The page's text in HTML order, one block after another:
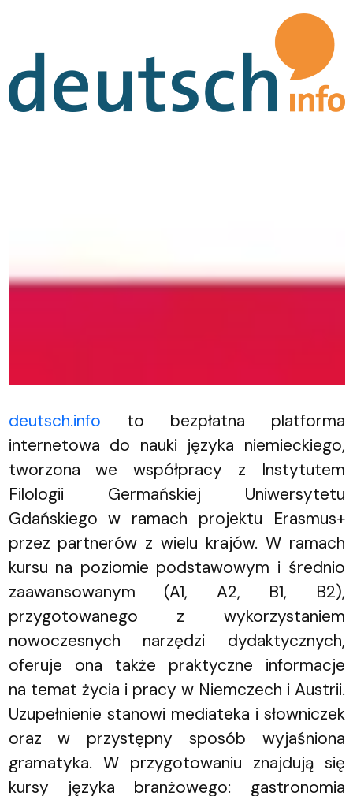
deutsch.info to bezpłatna platforma
internetowa do nauki języka niemieckiego,
tworzona we współpracy z Instytutem
Filologii Germańskiej Uniwersytetu
Gdańskiego w ramach projektu Erasmus+
przez partnerów z wielu krajów. W ramach
kursu na poziomie podstawowym i średnio
zaawansowanym (A1, A2, B1, B2),
przygotowanego z wykorzystaniem
nowoczesnych narzędzi dydaktycznych,
oferuje ona także praktyczne informacje
na temat życia i pracy w Niemczech i Austrii.
Uzupełnienie stanowi mediateka i słowniczek
oraz w przystępny sposób wyjaśniona
gramatyka. W przygotowaniu znajdują się
kursy języka branżowego: gastronomia